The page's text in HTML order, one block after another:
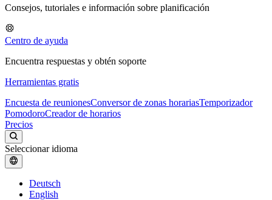
Consejos, tutoriales e información sobre planificación
Centro de ayuda
Encuentra respuestas y obtén soporte
Herramientas gratis
Encuesta de reunionesConversor de zonas horariasTemporizador
PomodoroCreador de horarios
Precios
Seleccionar idioma
Deutsch
English